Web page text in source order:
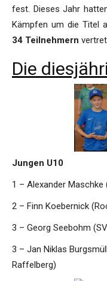
fest. Dieses Jahr
Kämpfen um die Titel
34 Teilnehmern
Die
Jungen U10
1 – Alexander Maschke
2 – Finn Koebernick
3 – Georg Seebohm
3 – Jan Niklas
Raffelberg)